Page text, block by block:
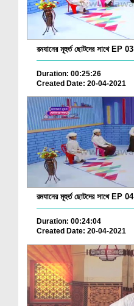
রমযানের মূহুর্ত ছোটদের সাথে EP 03
Duration: 00:25:26
Created Date: 20-04-2021
রমযানের মূহুর্ত ছোটদের সাথে EP 04
Duration: 00:24:04
Created Date: 20-04-2021